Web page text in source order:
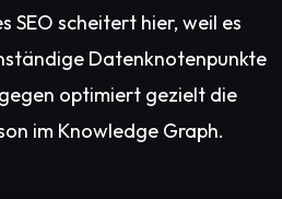
SEO scheitert hier, weil es
Datenknotenpunkte
optimiert gezielt die
im Knowledge Graph.